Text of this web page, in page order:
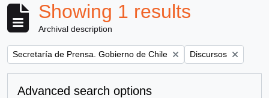
Showing 1 results
Archival description
Remove filter:
Secretaría de Prensa. Gobierno de Chile Remove filter:
Discursos
Advanced search options